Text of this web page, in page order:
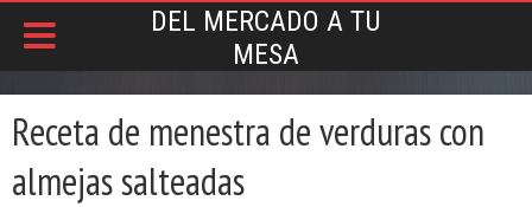
DEL MERCADO A TU
MESA
Receta de menestra de verduras con
almejas salteadas